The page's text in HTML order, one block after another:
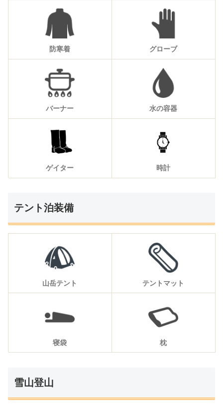
防寒着 グローブ
バーナー 水の容器
ゲイター 時計
テント泊装備
山岳テント テントマット
寝袋 枕
雪山登山